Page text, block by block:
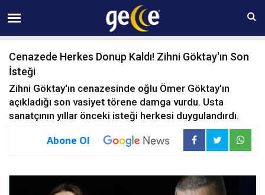
09 AĞUSTOS Pazar 16:26
Cenazede Herkes Donup Kaldı! Zihni Göktay'ın Son
İsteği
Zihni Göktay'ın cenazesinde oğlu Ömer Göktay'ın
açıkladığı son vasiyet törene damga vurdu. Usta
sanatçının yıllar önceki isteği herkesi duygulandırdı.
Abone Ol